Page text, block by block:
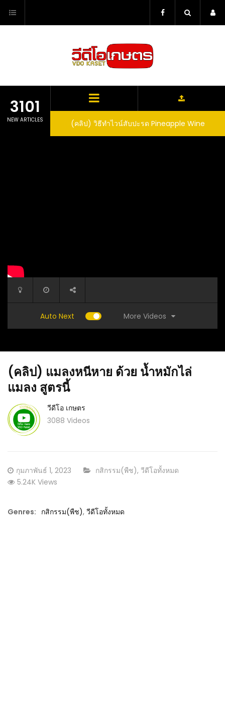
content
3101
NEW ARTICLES
ปในถัง จะได้ผล
expect that
(คลิป) วิธีทำไวน์สับปะรด Pineapple Wine
Auto Next More Videos
องกัน
(คลิป) แมลงหนีหาย ด้วย น้ำหมักไล่
แมลง สูตรนี้
วีดีโอ เกษตร
3088 Videos
Posted
on
กุมภาพันธ์ 1, 2023 CATEGORY:
กสิกรรม(พืช), วีดีโอทั้งหมด
5.24K Views
Genres: กสิกรรม(พืช), วีดีโอทั้งหมด